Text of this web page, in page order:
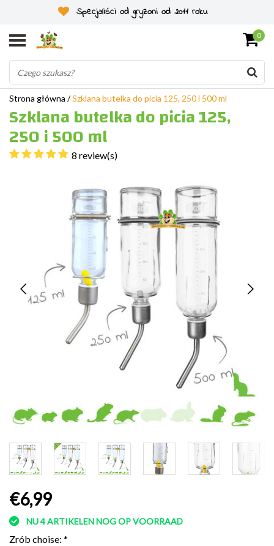
Specjaliści od gryzoni od 2011 roku
0
Strona główna /Szklana butelka do picia 125, 250 i 500 ml
Szklana butelka do picia 125,
250 i 500 ml
8 review(s)
€6,99
NU 4 ARTIKELEN NOG OP VOORRAAD
Zrób choise: *